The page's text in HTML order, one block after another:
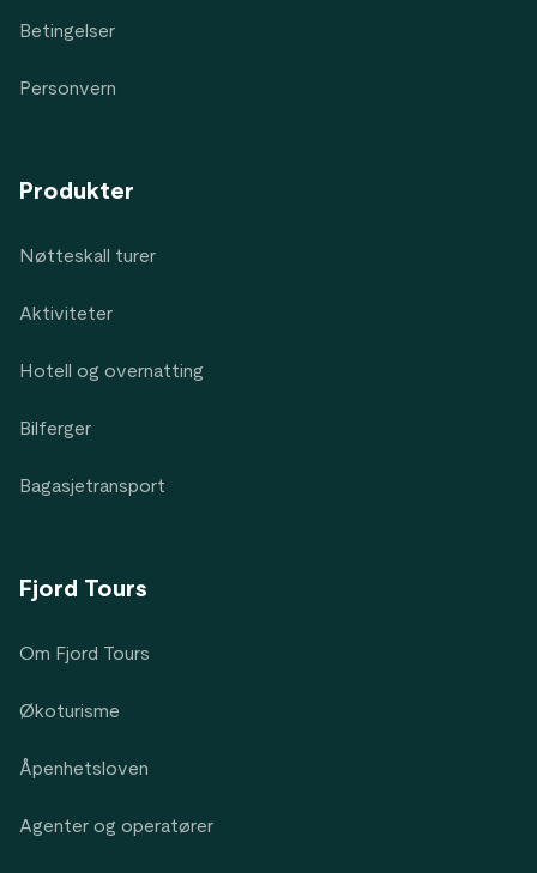
Betingelser
Personvern
Produkter
Nøtteskall turer
Aktiviteter
Hotell og overnatting
Bilferger
Bagasjetransport
Fjord Tours
Om Fjord Tours
Økoturisme
Åpenhetsloven
Agenter og operatører